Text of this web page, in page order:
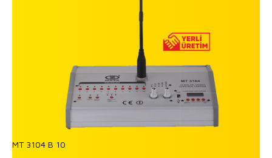
MT 3104 B 10